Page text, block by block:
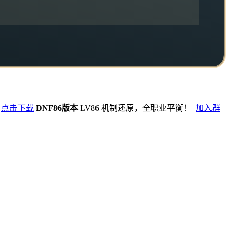
点击下载 DNF86版本LV86 机制还原，全职业平衡！ 加入群